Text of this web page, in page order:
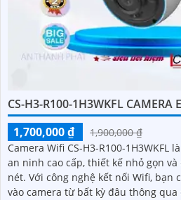
CS-H3-R100-1H3WKFL CAMERA
1,700,000 ₫
1,900,000 ₫
Camera Wifi CS-H3-R100-1H3WKFL
an ninh cao cấp, thiết kế nhỏ gọn
nét. Với công nghệ kết nối Wifi, bạn có thể dễ dàng truy cập
vào camera từ bất kỳ đâu thông